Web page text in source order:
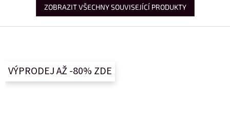
ZOBRAZIT VŠECHNY SOUVISEJÍCÍ PRODUKTY
VÝPRODEJ AŽ -80% ZDE